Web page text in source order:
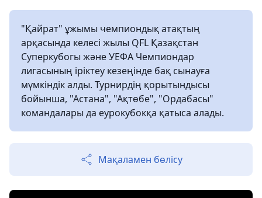
"Қайрат" ұжымы чемпиондық атақтың
арқасында келесі жылы QFL Қазақстан
Суперкубогы және УЕФА Чемпиондар
лигасының іріктеу кезеңінде бақ сынауға
мүмкіндік алды. Турнирдің қорытындысы
бойынша, "Астана", "Ақтөбе", "Ордабасы"
командалары да еурокубокқа қатыса алады.
Мақаламен бөлісу